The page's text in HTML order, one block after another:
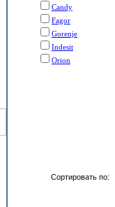
Candy
Fagor
Gorenje
Indesit
Orion
Сортировать по: